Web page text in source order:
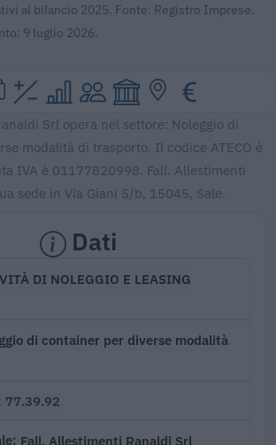
al bilancio 2025. Fonte: Registro Imprese.
9 luglio 2026.
Srl opera nel settore: Noleggio di
modalità di trasporto. Il codice ATECO è
IVA è 01177820998. Fall. Allestimenti
sede in Via Giani 5/b, 15045, Sale.
Dati
DI NOLEGGIO E LEASING
di container per diverse modalità
77.39.92
Fall. Allestimenti Ranaldi Srl